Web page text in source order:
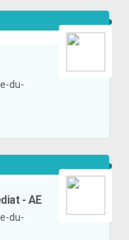
du-
- AE
du-